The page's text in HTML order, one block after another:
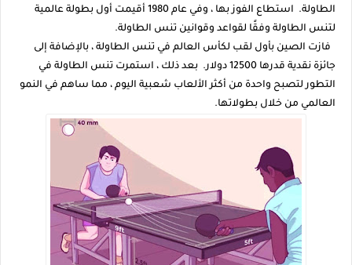
الطاولة. استطاع الفوز بها ، وفي عام 1980 أقيمت أول بطولة عالمية
لتنس الطاولة وفقًا لقواعد وقوانين تنس الطاولة.
فازت الصين بأول لقب لكأس العالم في تنس الطاولة ، بالإضافة إلى
جائزة نقدية قدرها 12500 دولار. بعد ذلك ، استمرت تنس الطاولة في
التطور لتصبح واحدة من أكثر الألعاب شعبية اليوم ، مما ساهم في النمو
العالمي من خلال بطولاتها.